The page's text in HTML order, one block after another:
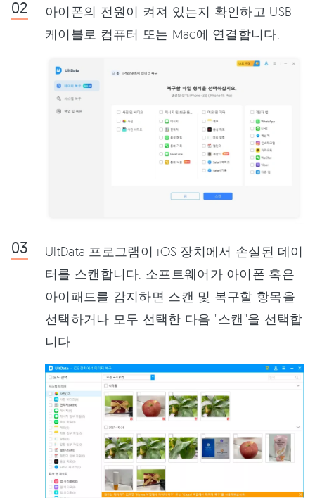
아이폰의 전원이 켜져 있는지 확인하고 USB
케이블로 컴퓨터 또는 Mac에 연결합니다.
UltData 프로그램이 iOS 장치에서 손실된 데이
터를 스캔합니다. 소프트웨어가 아이폰 혹은
아이패드를 감지하면 스캔 및 복구할 항목을
선택하거나 모두 선택한 다음 "스캔"을 선택합
니다